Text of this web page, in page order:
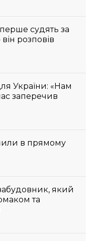
судять за
розповів
України: «Нам
заперечив
в прямому
який
та